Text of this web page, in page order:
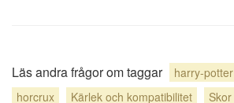
Läs andra frågor om taggar harry-potter
horcrux
Kärlek och kompatibilitet Skor